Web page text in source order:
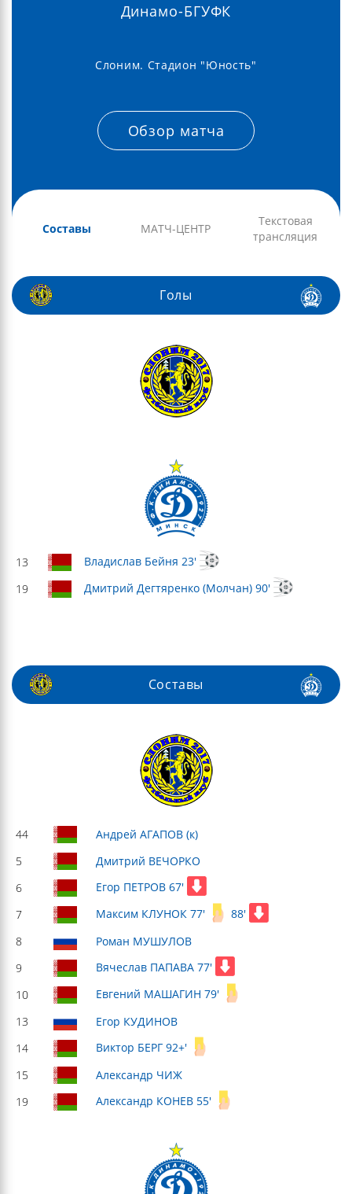
Динамо-БГУФК
Слоним. Стадион "Юность"
Обзор матча
Составы МАТЧ-ЦЕНТР
Текстовая
трансляция
Голы
13
Владислав Бейня 23'
19
Дмитрий Дегтяренко (Молчан) 90'
Составы
44
Андрей АГАПОВ (к)
5
Дмитрий ВЕЧОРКО
6
Егор ПЕТРОВ 67'
7
Максим КЛУНОК 77'
88'
8
Роман МУШУЛОВ
9
Вячеслав ПАПАВА 77'
10
Евгений МАШАГИН 79'
13
Егор КУДИНОВ
14
Виктор БЕРГ 92+'
15
Александр ЧИЖ
19
Александр КОНЕВ 55'